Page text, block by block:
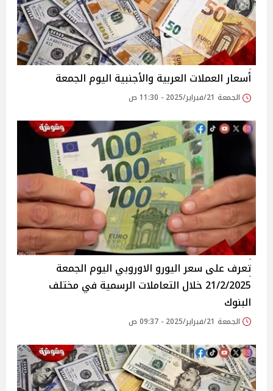
أسعار العملات العربية والأجنبية اليوم الجمعة
الجمعة 21/فبراير/2025 - 11:30 ص
تعرف على سعر اليورو الاوروبي اليوم الجمعة
21/2/2025 خلال التعاملات الرسمية في مختلف
البنوك
الجمعة 21/فبراير/2025 - 09:37 ص